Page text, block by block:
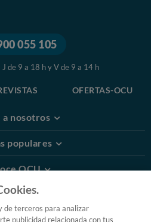
055 105
J de 9 a 18 h y V de 9 a 14 h
OFERTAS-OCU
a nosotros
populares
OCU
de terceros para analizar
publicidad relacionada con tus